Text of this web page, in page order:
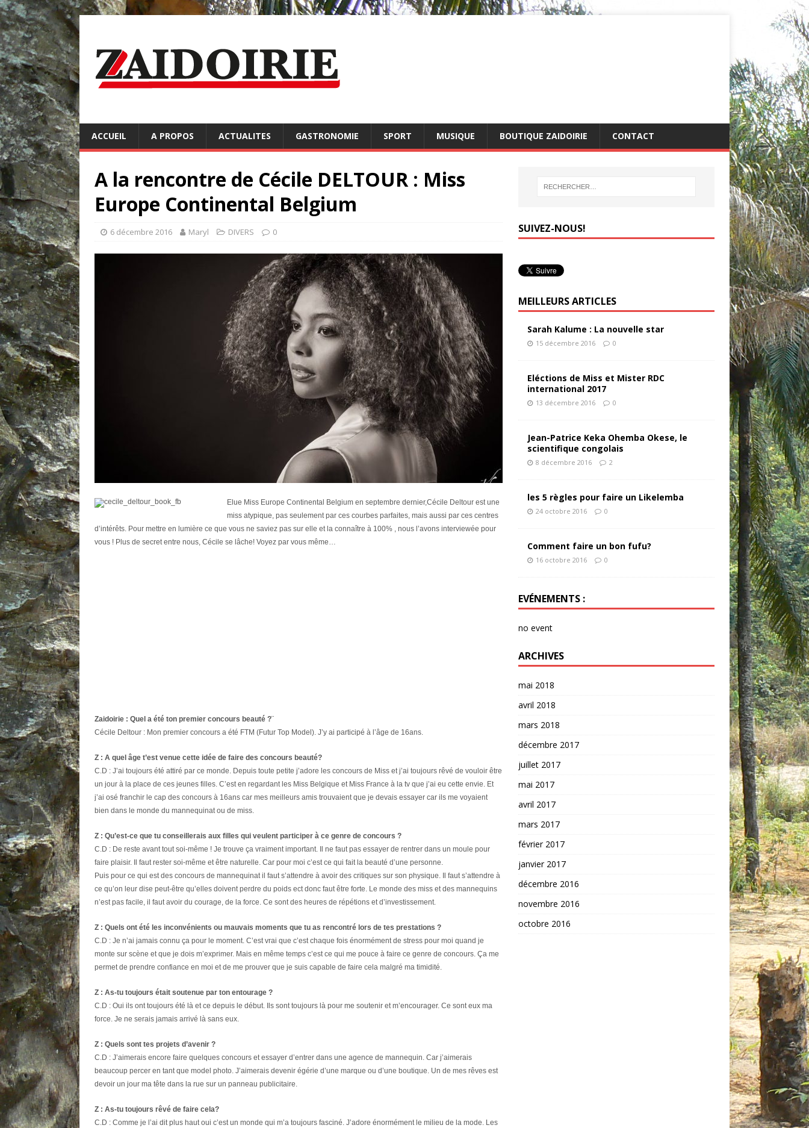
ACCUEIL A PROPOS ACTUALITES GASTRONOMIE SPORT MUSIQUE BOUTIQUE ZAIDOIRIE CONTACT
A la rencontre de Cécile DELTOUR : Miss
Europe Continental Belgium
6 décembre 2016 Maryl DIVERS 0
Elue Miss Europe Continental Belgium en septembre dernier,Cécile Deltour est une
miss atypique, pas seulement par ces courbes parfaites, mais aussi par ces centres
d’intérêts. Pour mettre en lumière ce que vous ne saviez pas sur elle et la connaître à 100% , nous l’avons interviewée pour
vous ! Plus de secret entre nous, Cécile se lâche! Voyez par vous même…
Zaidoirie : Quel a été ton premier concours beauté ?¨
Cécile Deltour : Mon premier concours a été FTM (Futur Top Model). J’y ai participé à l’âge de 16ans.
Z : A quel âge t’est venue cette idée de faire des concours beauté?
C.D : J’ai toujours été attiré par ce monde. Depuis toute petite j’adore les concours de Miss et j’ai toujours rêvé de vouloir être
un jour à la place de ces jeunes filles. C’est en regardant les Miss Belgique et Miss France à la tv que j’ai eu cette envie. Et
j’ai osé franchir le cap des concours à 16ans car mes meilleurs amis trouvaient que je devais essayer car ils me voyaient
bien dans le monde du mannequinat ou de miss.
Z : Qu’est-ce que tu conseillerais aux filles qui veulent participer à ce genre de concours ?
C.D : De reste avant tout soi-même ! Je trouve ça vraiment important. Il ne faut pas essayer de rentrer dans un moule pour
faire plaisir. Il faut rester soi-même et être naturelle. Car pour moi c’est ce qui fait la beauté d’une personne.
Puis pour ce qui est des concours de mannequinat il faut s’attendre à avoir des critiques sur son physique. Il faut s’attendre à
ce qu’on leur dise peut-être qu’elles doivent perdre du poids ect donc faut être forte. Le monde des miss et des mannequins
n’est pas facile, il faut avoir du courage, de la force. Ce sont des heures de répétions et d’investissement.
Z : Quels ont été les inconvénients ou mauvais moments que tu as rencontré lors de tes prestations ?
C.D : Je n’ai jamais connu ça pour le moment. C’est vrai que c’est chaque fois énormément de stress pour moi quand je
monte sur scène et que je dois m’exprimer. Mais en même temps c’est ce qui me pouce à faire ce genre de concours. Ça me
permet de prendre confiance en moi et de me prouver que je suis capable de faire cela malgré ma timidité.
Z : As-tu toujours était soutenue par ton entourage ?
C.D : Oui ils ont toujours été là et ce depuis le début. Ils sont toujours là pour me soutenir et m’encourager. Ce sont eux ma
force. Je ne serais jamais arrivé là sans eux.
Z : Quels sont tes projets d’avenir ?
C.D : J’aimerais encore faire quelques concours et essayer d’entrer dans une agence de mannequin. Car j’aimerais
beaucoup percer en tant que model photo. J’aimerais devenir égérie d’une marque ou d’une boutique. Un de mes rêves est
devoir un jour ma tête dans la rue sur un panneau publicitaire.
Z : As-tu toujours rêvé de faire cela?
C.D : Comme je l’ai dit plus haut oui c’est un monde qui m’a toujours fasciné. J’adore énormément le milieu de la mode. Les
SUIVEZ-NOUS!
MEILLEURS ARTICLES
Sarah Kalume : La nouvelle star
15 décembre 2016 0
Eléctions de Miss et Mister RDC
international 2017
13 décembre 2016 0
Jean-Patrice Keka Ohemba Okese, le
scientifique congolais
8 décembre 2016 2
les 5 règles pour faire un Likelemba
24 octobre 2016 0
Comment faire un bon fufu?
16 octobre 2016 0
EVÉNEMENTS :
no event
ARCHIVES
mai 2018
avril 2018
mars 2018
décembre 2017
juillet 2017
mai 2017
avril 2017
mars 2017
février 2017
janvier 2017
décembre 2016
novembre 2016
octobre 2016